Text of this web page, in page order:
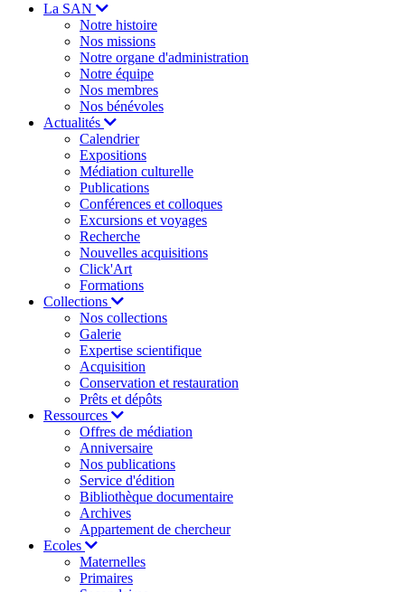
La SAN
Notre histoire
Nos missions
Notre organe d'administration
Notre équipe
Nos membres
Nos bénévoles
Actualités
Calendrier
Expositions
Médiation culturelle
Publications
Conférences et colloques
Excursions et voyages
Recherche
Nouvelles acquisitions
Click'Art
Formations
Collections
Nos collections
Galerie
Expertise scientifique
Acquisition
Conservation et restauration
Prêts et dépôts
Ressources
Offres de médiation
Anniversaire
Nos publications
Service d'édition
Bibliothèque documentaire
Archives
Appartement de chercheur
Ecoles
Maternelles
Primaires